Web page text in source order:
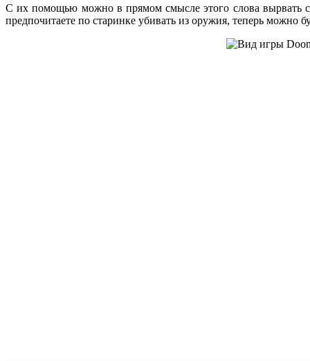
С их помощью можно в прямом смысле этого слова вырвать
предпочитаете по старинке убивать из оружия, теперь можно